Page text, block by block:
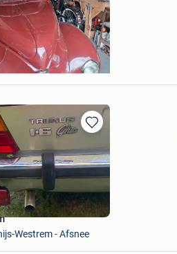
Bewaren
in
Mijn
Westrem - Afsnee